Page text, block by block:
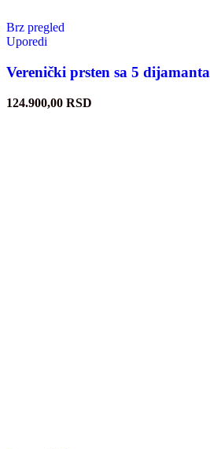
Brz pregled
Uporedi
Verenički prsten sa 5 dijamanta
124.900,00 RSD